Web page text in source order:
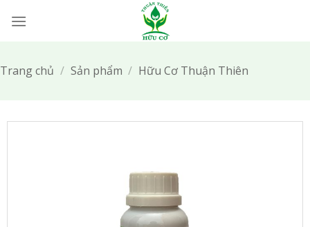
qua
Trang chủ / Sản phẩm / Hữu Cơ Thuận Thiên